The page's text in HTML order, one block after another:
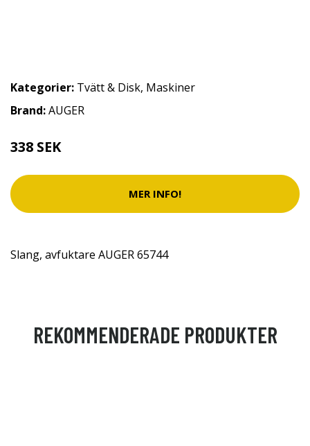
Kategorier: Tvätt & Disk, Maskiner
Brand:AUGER
338 SEK
MER INFO!
Slang, avfuktare AUGER 65744
REKOMMENDERADE PRODUKTER